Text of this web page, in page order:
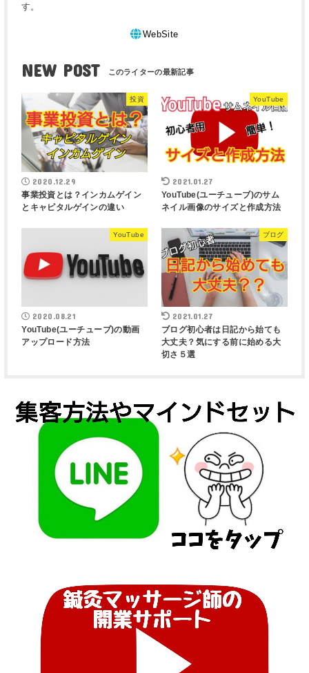
す。
WebSite
NEW POST
投資
2020.12.29
事業投資とは？インカムゲイン
とキャピタルゲインの違い
YouTube
2021.01.27
YouTube(ユーチューブ)のサム
ネイル画像のサイズと作成方法
YouTube
2020.08.21
YouTube(ユーチューブ)の動画
アップロード方法
ブログ
2021.01.27
ブログ初心者は日記から始ても
大丈夫？気にする前に始める大
切さ５選